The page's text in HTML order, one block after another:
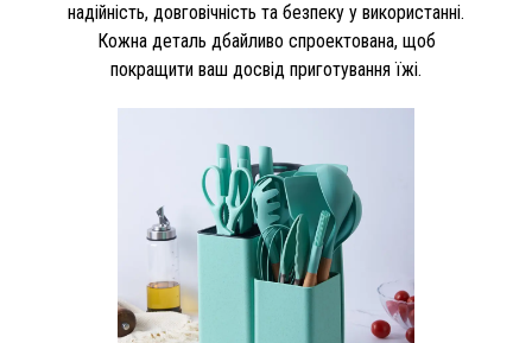
надійність, довговічність та безпеку у використанні.
Кожна деталь дбайливо спроектована, щоб
покращити ваш досвід приготування їжі.